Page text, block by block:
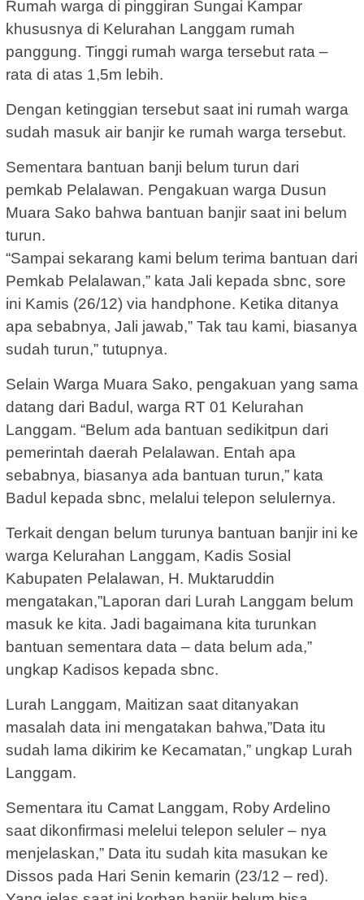
Rumah warga di pinggiran Sungai Kampar
khususnya di Kelurahan Langgam rumah
panggung. Tinggi rumah warga tersebut rata –
rata di atas 1,5m lebih.
Dengan ketinggian tersebut saat ini rumah warga
sudah masuk air banjir ke rumah warga tersebut.
Sementara bantuan banji belum turun dari
pemkab Pelalawan. Pengakuan warga Dusun
Muara Sako bahwa bantuan banjir saat ini belum
turun.
“Sampai sekarang kami belum terima bantuan dari
Pemkab Pelalawan,” kata Jali kepada sbnc, sore
ini Kamis (26/12) via handphone. Ketika ditanya
apa sebabnya, Jali jawab,” Tak tau kami, biasanya
sudah turun,” tutupnya.
Selain Warga Muara Sako, pengakuan yang sama
datang dari Badul, warga RT 01 Kelurahan
Langgam. “Belum ada bantuan sedikitpun dari
pemerintah daerah Pelalawan. Entah apa
sebabnya, biasanya ada bantuan turun,” kata
Badul kepada sbnc, melalui telepon selulernya.
Terkait dengan belum turunya bantuan banjir ini ke
warga Kelurahan Langgam, Kadis Sosial
Kabupaten Pelalawan, H. Muktaruddin
mengatakan,”Laporan dari Lurah Langgam belum
masuk ke kita. Jadi bagaimana kita turunkan
bantuan sementara data – data belum ada,”
ungkap Kadisos kepada sbnc.
Lurah Langgam, Maitizan saat ditanyakan
masalah data ini mengatakan bahwa,”Data itu
sudah lama dikirim ke Kecamatan,” ungkap Lurah
Langgam.
Sementara itu Camat Langgam, Roby Ardelino
saat dikonfirmasi melelui telepon seluler – nya
menjelaskan,” Data itu sudah kita masukan ke
Dissos pada Hari Senin kemarin (23/12 – red).